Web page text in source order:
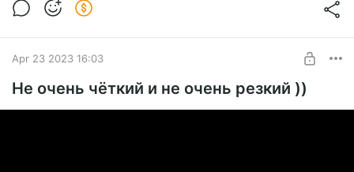
Flyday
Apr 23 2023 16:03
Не очень чёткий и не очень резкий ))